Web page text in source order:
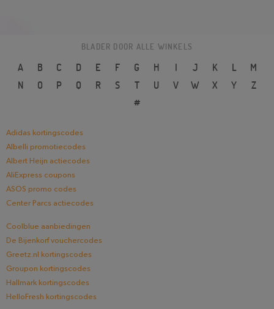
BLADER DOOR ALLE WINKELS
A B C D E F G H I J K L
M
N
O P Q R S T U V W X Y
Z
#
Adidas kortingscodes
Albelli promotiecodes
Albert Heijn actiecodes
AliExpress coupons
ASOS promo codes
Center Parcs actiecodes
Coolblue aanbiedingen
De Bijenkorf vouchercodes
Greetz.nl kortingscodes
Groupon kortingscodes
Hallmark kortingscodes
HelloFresh kortingscodes